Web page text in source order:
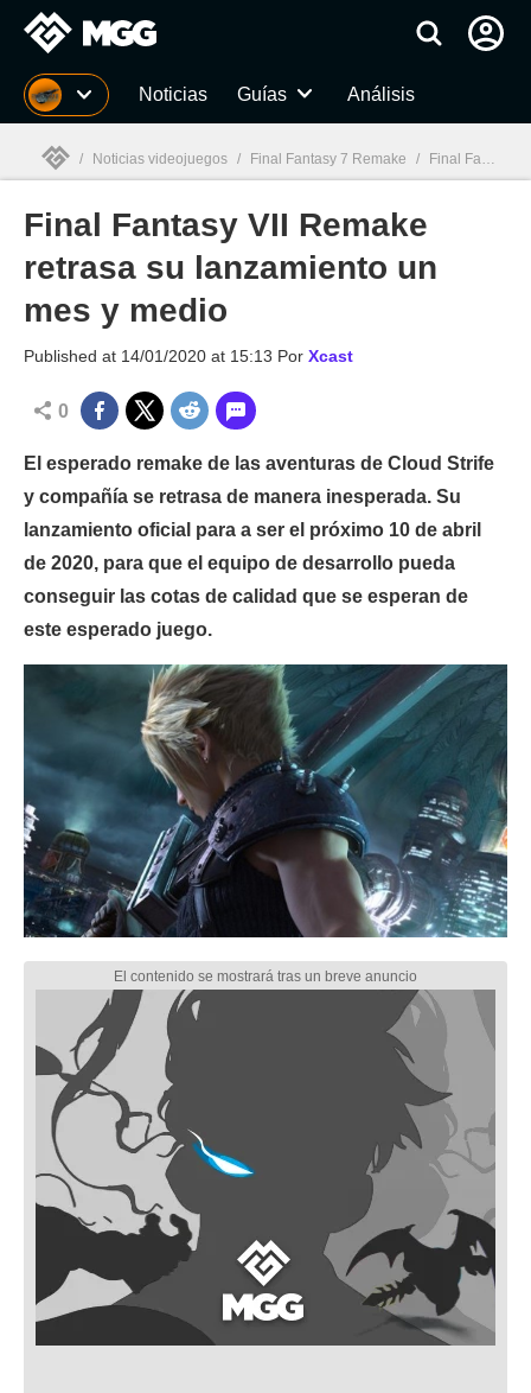
MGG Noticias Guías Análisis
MGG
/ Noticias videojuegos / Final Fantasy 7 Remake / Final Fantasy VII Remake retrasa su lanzamiento un mes y medio
Final Fantasy VII Remake
retrasa su lanzamiento un
mes y medio
Published at 14/01/2020 at 15:13 Por Xcast
0
El esperado remake de las aventuras de Cloud Strife
y compañía se retrasa de manera inesperada. Su
lanzamiento oficial para a ser el próximo 10 de abril
de 2020, para que el equipo de desarrollo pueda
conseguir las cotas de calidad que se esperan de
este esperado juego.